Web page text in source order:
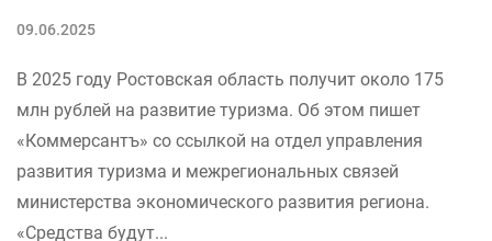
09.06.2025
В 2025 году Ростовская область получит около 175
млн рублей на развитие туризма. Об этом пишет
«Коммерсантъ» со ссылкой на отдел управления
развития туризма и межрегиональных связей
министерства экономического развития региона.
«Средства будут...